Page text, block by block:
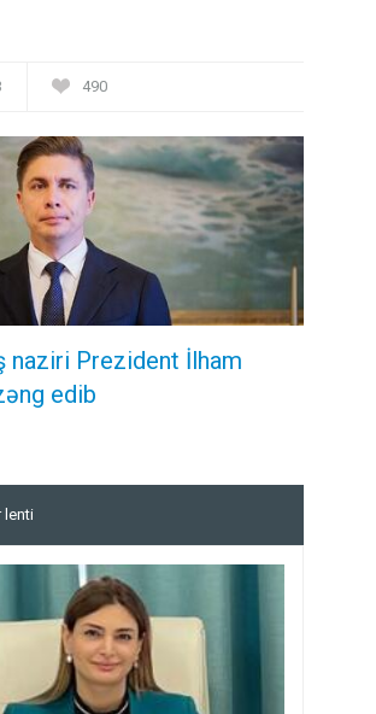
490
naziri Prezident İlham
edib
lenti